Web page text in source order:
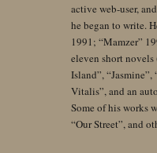
active web-user,
he began to write.
1991; “Mamzer”
eleven short novels
Island”,
Vitalis”, and an
Some of his works
“Our Street”, and